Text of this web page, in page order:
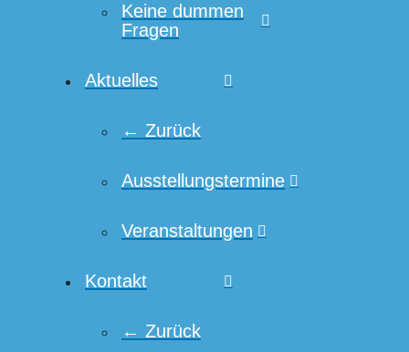
Keine dummen
Fragen
Aktuelles
← Zurück
Ausstellungstermine
Veranstaltungen
Kontakt
← Zurück